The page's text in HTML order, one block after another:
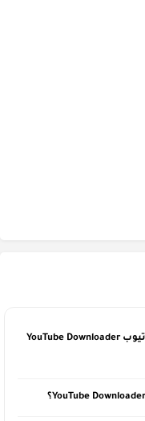
كيف أنضم إلى بوت التحميل من اليوتيوب YouTube Downloader